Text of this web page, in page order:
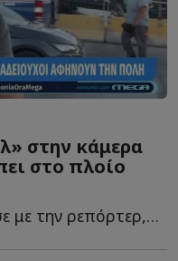
στην κάμερα
στο πλοίο
Ο διάλογος που ακολούθησε με την ρεπόρτερ, Βίκυ Κατσανάκη, ή...